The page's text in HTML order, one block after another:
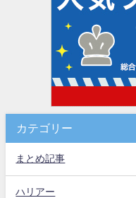
カテゴリー
まとめ記事
ハリアー